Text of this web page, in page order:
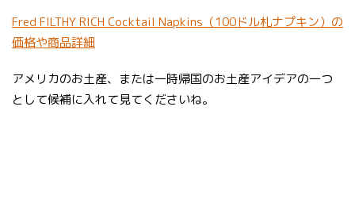
Fred FILTHY RICH Cocktail Napkins（100ドル札ナプキン）の
価格や商品詳細
アメリカのお土産、または一時帰国のお土産アイデアの一つ
として候補に入れて見てくださいね。